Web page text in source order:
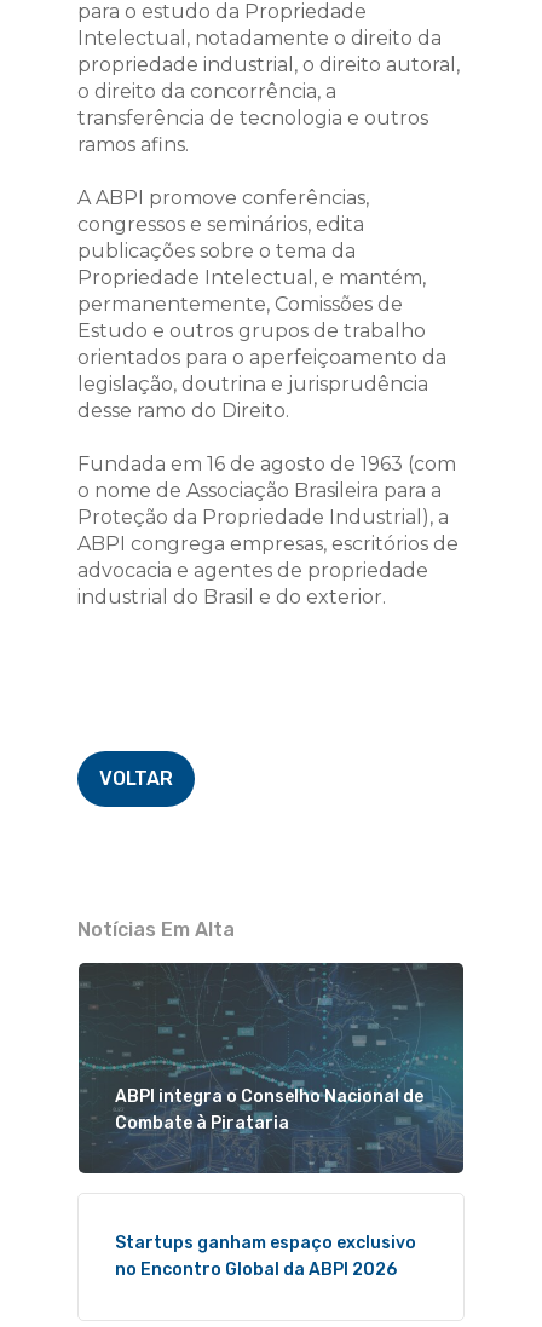
para o estudo da Propriedade
Intelectual, notadamente o direito da
propriedade industrial, o direito autoral,
o direito da concorrência, a
transferência de tecnologia e outros
ramos afins.
A ABPI promove conferências,
congressos e seminários, edita
publicações sobre o tema da
Propriedade Intelectual, e mantém,
permanentemente, Comissões de
Estudo e outros grupos de trabalho
orientados para o aperfeiçoamento da
legislação, doutrina e jurisprudência
desse ramo do Direito.
Fundada em 16 de agosto de 1963 (com
o nome de Associação Brasileira para a
Proteção da Propriedade Industrial), a
ABPI congrega empresas, escritórios de
advocacia e agentes de propriedade
industrial do Brasil e do exterior.
VOLTAR
Notícias Em Alta
ABPI integra o Conselho Nacional de
Combate à Pirataria
Startups ganham espaço exclusivo
no Encontro Global da ABPI 2026